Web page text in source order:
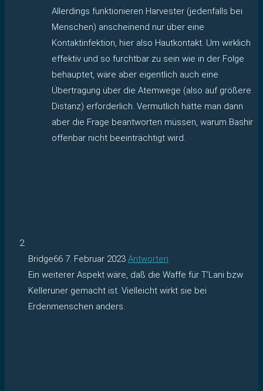
Allerdings funktionieren Harvester (jedenfalls bei
Menschen) anscheinend nur über eine
Kontaktinfektion, hier also Hautkontakt. Um wirklich
effektiv und so furchtbar zu sein wie in der Folge
behauptet, wäre aber eigentlich auch eine
Übertragung über die Atemwege (also auf größere
Distanz) erforderlich. Vermutlich hätte man dann
aber die Frage beantworten müssen, warum Bashir
offenbar nicht beeinträchtigt wird.
Bridge66 7. Februar 2023 Antworten
Ein weiterer Aspekt wäre, daß die Waffe für T’Lani bzw
Kelleruner gemacht ist. Vielleicht wirkt sie bei
Erdenmenschen anders.